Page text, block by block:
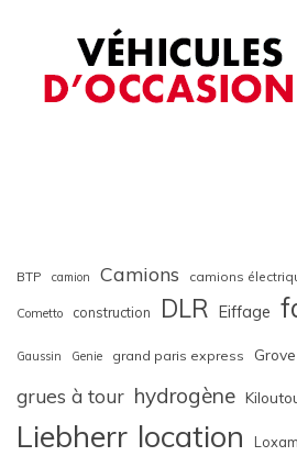
BTP camion Camions camions
Cometto construction DLR Eiffage
Gaussin Genie grand paris express Grove
grues à tour hydrogène
Liebherr location Loxam